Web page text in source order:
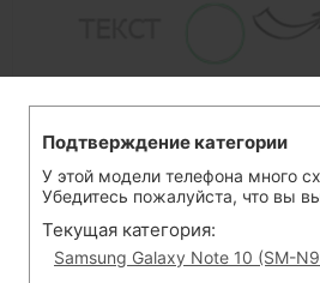
790 -200
590₽
15 000+ готовых
Выберите из
Подтверждение категории
У этой модели телефона много
Убедитесь пожалуйста, что вы
Текущая категория:
Samsung Galaxy Note 10 (SM-